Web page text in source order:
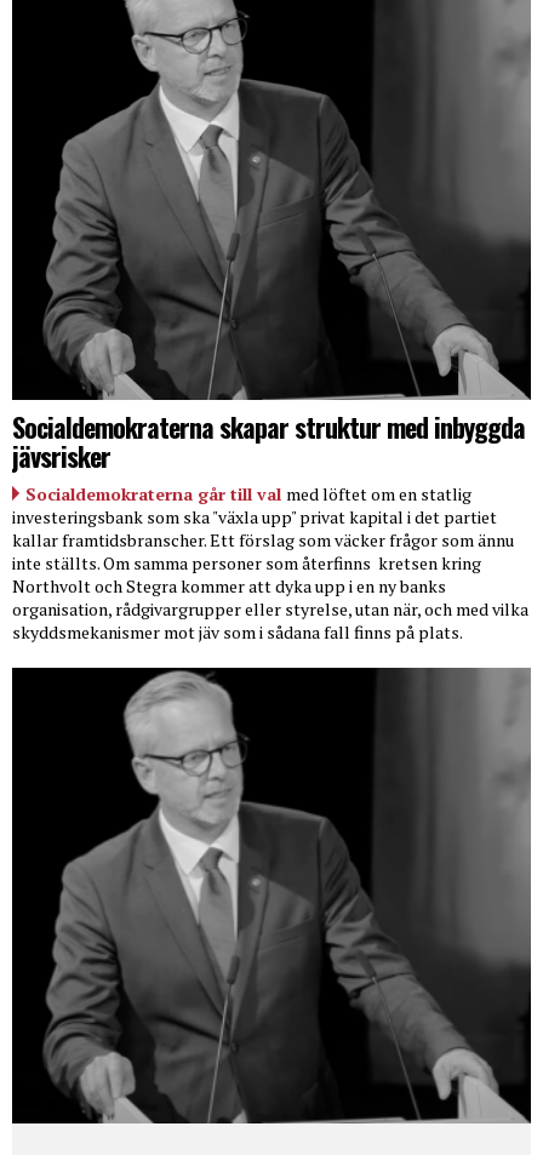
Socialdemokraterna skapar struktur med inbyggda
jävsrisker
Socialdemokraterna går till val med löftet om en statlig
investeringsbank som ska "växla upp" privat kapital i det partiet
kallar framtidsbranscher. Ett förslag som väcker frågor som ännu
inte ställts. Om samma personer som återfinns kretsen kring
Northvolt och Stegra kommer att dyka upp i en ny banks
organisation, rådgivargrupper eller styrelse, utan när, och med vilka
skyddsmekanismer mot jäv som i sådana fall finns på plats.